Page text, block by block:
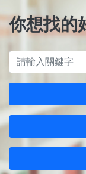
你想找的